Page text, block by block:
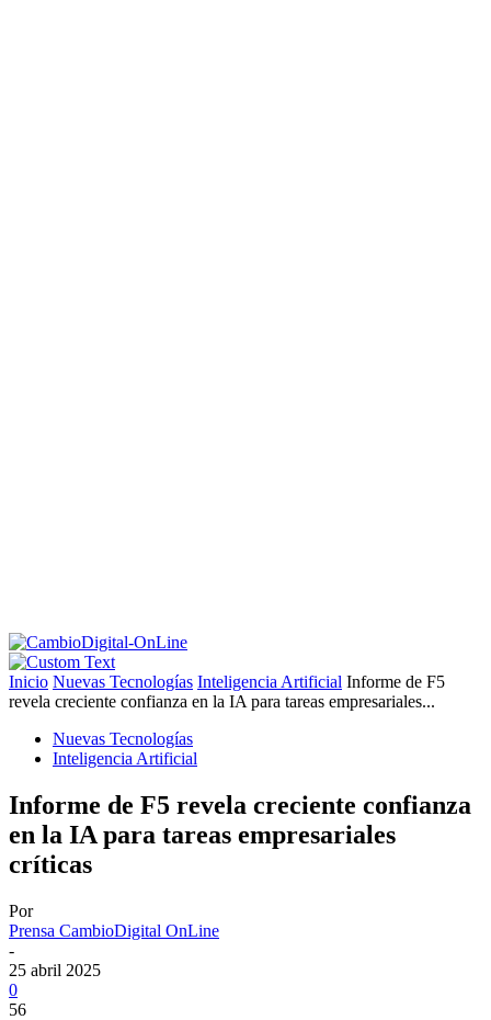
Inicio Nuevas Tecnologías Inteligencia Artificial Informe de F5
revela creciente confianza en la IA para tareas empresariales...
Nuevas Tecnologías
Inteligencia Artificial
Informe de F5 revela creciente confianza
en la IA para tareas empresariales
críticas
Por
Prensa CambioDigital OnLine
-
25 abril 2025
0
56